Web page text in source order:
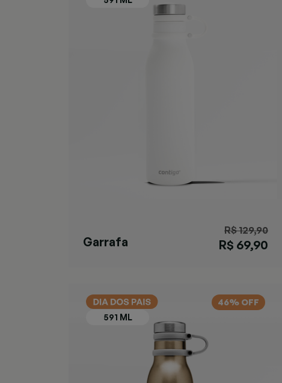
Garrafa
R$ 129,90
R$ 69,90
46% OFF